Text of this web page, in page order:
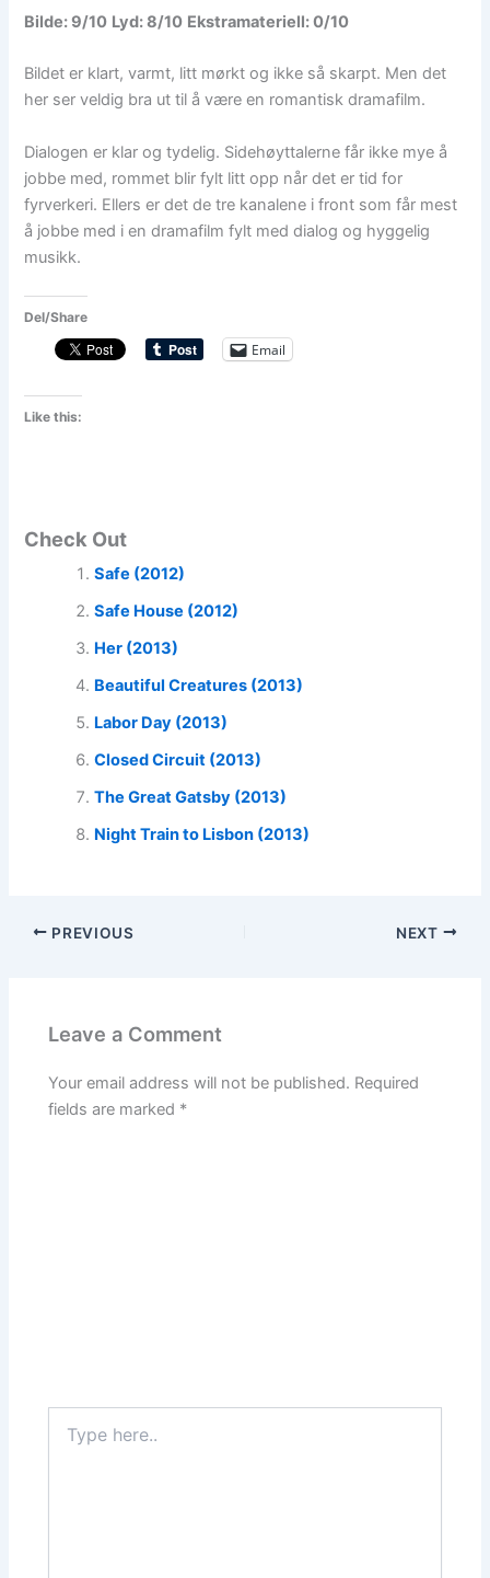
Bilde: 9/10 Lyd: 8/10 Ekstramateriell: 0/10
Bildet er klart, varmt, litt mørkt og ikke så skarpt. Men det
her ser veldig bra ut til å være en romantisk dramafilm.
Dialogen er klar og tydelig. Sidehøyttalerne får ikke mye å
jobbe med, rommet blir fylt litt opp når det er tid for
fyrverkeri. Ellers er det de tre kanalene i front som får mest
å jobbe med i en dramafilm fylt med dialog og hyggelig
musikk.
Del/Share
Email
Like this:
Check Out
Safe (2012)
Safe House (2012)
Her (2013)
Beautiful Creatures (2013)
Labor Day (2013)
Closed Circuit (2013)
The Great Gatsby (2013)
Night Train to Lisbon (2013)
PREVIOUS NEXT
Leave a Comment
Your email address will not be published. Required
fields are marked *
here..